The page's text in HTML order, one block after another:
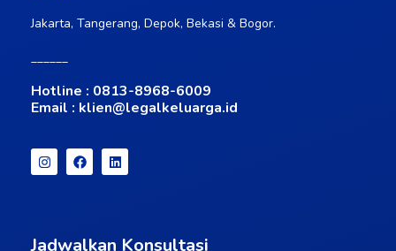
Jakarta, Tangerang, Depok, Bekasi & Bogor.
______
Hotline : 0813-8968-6009
Email : klien@legalkeluarga.id
Jadwalkan Konsultasi